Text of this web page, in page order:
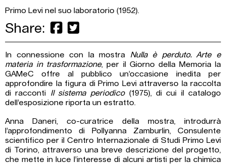
Primo Levi nel suo laboratorio (1952).
Share:
In connessione con la mostra Nulla è perduto. Arte e
materia in trasformazione, per il Giorno della Memoria la
GAMeC offre al pubblico un’occasione inedita per
approfondire la figura di Primo Levi attraverso la raccolta
di racconti Il sistema periodico (1975), di cui il catalogo
dell’esposizione riporta un estratto.
Anna Daneri, co-curatrice della mostra, introdurrà
l’approfondimento di Pollyanna Zamburlin, Consulente
scientifico per il Centro Internazionale di Studi Primo Levi
di Torino, attraverso una breve descrizione del progetto,
che mette in luce l’interesse di alcuni artisti per la chimica